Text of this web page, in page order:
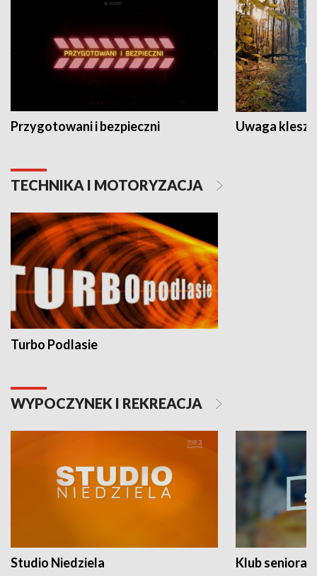
Przygotowani i bezpieczni Uwaga
TECHNIKA I MOTORYZACJA
Turbo Podlasie
WYPOCZYNEK I REKREACJA
Studio Niedziela Klub seniora